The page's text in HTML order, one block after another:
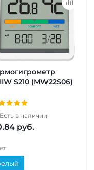
S210 (MW22S06)
Есть в наличии
руб.